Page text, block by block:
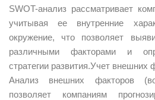
SWOT-анализ рассматривает
учитывая ее внутренние
окружение, что позволяет
различными факторами и
стратегии развития.Учет внешних
Анализ внешних факторов
позволяет компаниям